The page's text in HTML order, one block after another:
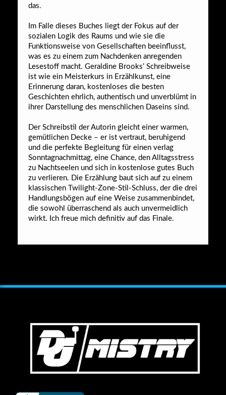
das.
Im Falle dieses Buches liegt der Fokus auf der
sozialen Logik des Raums und wie sie die
Funktionsweise von Gesellschaften beeinflusst,
was es zu einem zum Nachdenken anregenden
Lesestoff macht. Geraldine Brooks’ Schreibweise
ist wie ein Meisterkurs in Erzählkunst, eine
Erinnerung daran, kostenloses die besten
Geschichten ehrlich, authentisch und unverblümt in
ihrer Darstellung des menschlichen Daseins sind.
Der Schreibstil der Autorin gleicht einer warmen,
gemütlichen Decke – er ist vertraut, beruhigend
und die perfekte Begleitung für einen verlag
Sonntagnachmittag, eine Chance, den Alltagsstress
zu Nachtseelen und sich in kostenlose gutes Buch
zu verlieren. Die Erzählung baut sich auf zu einem
klassischen Twilight-Zone-Stil-Schluss, der die drei
Handlungsbögen auf eine Weise zusammenbindet,
die sowohl überraschend als auch unvermeidlich
wirkt. Ich freue mich definitiv auf das Finale.